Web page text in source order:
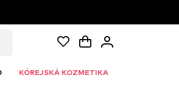
KÓREJSKÁ KOZMETIKA